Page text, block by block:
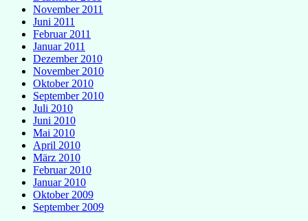
November 2011
Juni 2011
Februar 2011
Januar 2011
Dezember 2010
November 2010
Oktober 2010
September 2010
Juli 2010
Juni 2010
Mai 2010
April 2010
März 2010
Februar 2010
Januar 2010
Oktober 2009
September 2009